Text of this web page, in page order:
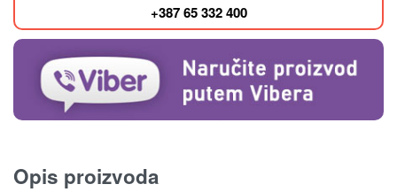
+387 65 332 400
Opis proizvoda